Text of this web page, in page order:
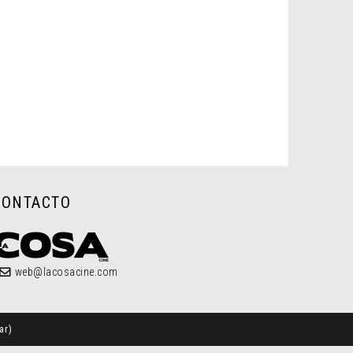
web@lacosacine.com
)